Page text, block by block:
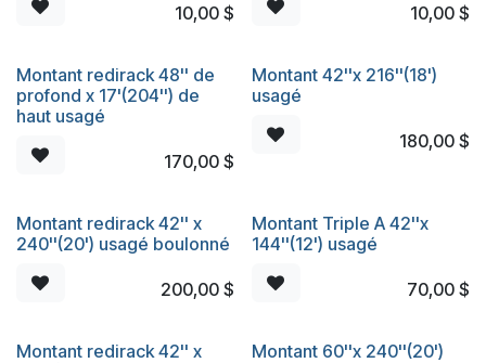
10,00$ 10,00$
Montant redirack 48'' de
profond x 17'(204'') de
haut usagé
170,00$
Montant 42''x 216''(18')
usagé
180,00$
Montant redirack 42'' x
240''(20') usagé boulonné
200,00$
Montant Triple A 42''x
144''(12') usagé
70,00$
Montant redirack 42'' x
Montant 60''x 240''(20')